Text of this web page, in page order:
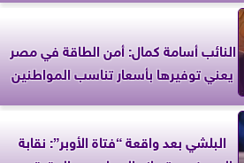
النائب أسامة كمال: أمن الطاقة في مصر
يعني توفيرها بأسعار تناسب المواطنين
البلشي بعد واقعة “فتاة الأوبر”: نقابة